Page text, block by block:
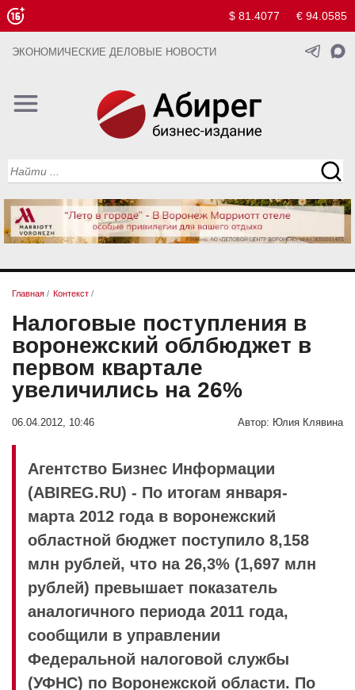
$ 81.4077 € 94.0585
ЭКОНОМИЧЕСКИЕ ДЕЛОВЫЕ НОВОСТИ
Главная / Контекст /
Налоговые поступления в
воронежский облбюджет в
первом квартале
увеличились на 26%
06.04.2012, 10:46 Автор: Юлия Клявина
Агентство Бизнес Информации
(ABIREG.RU) - По итогам января-
марта 2012 года в воронежский
областной бюджет поступило 8,158
млн рублей, что на 26,3% (1,697 млн
рублей) превышает показатель
аналогичного периода 2011 года,
сообщили в управлении
Федеральной налоговой службы
(УФНС) по Воронежской области. По